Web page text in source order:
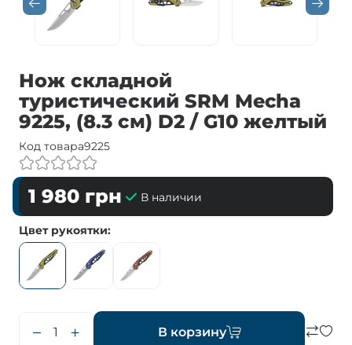
Нож складной
туристический SRM Mecha
9225, (8.3 см) D2 / G10 желтый
Код товара9225
1 980 грн В наличии
Цвет рукоятки
В корзину